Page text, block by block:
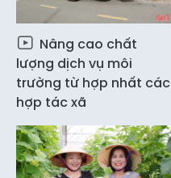
Nâng cao chất
lượng dịch vụ môi
trường từ hợp nhất các
hợp tác xã